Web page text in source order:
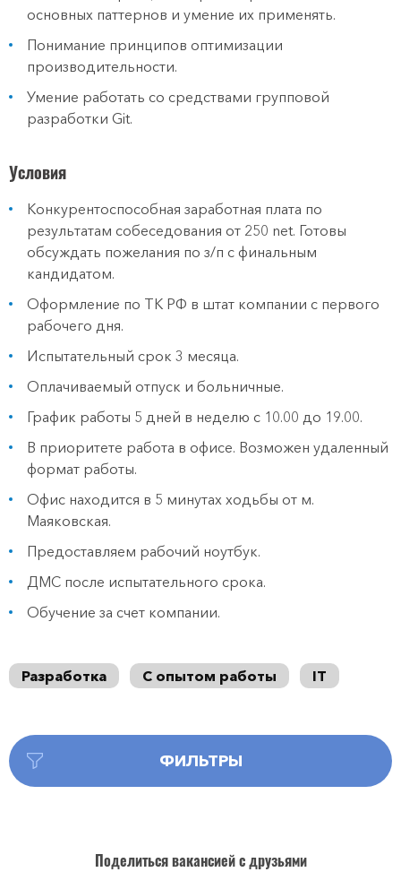
основных паттернов и умение их применять.
Понимание принципов оптимизации
производительности.
Умение работать со средствами групповой
разработки Git.
Условия
Конкурентоспособная заработная плата по
результатам собеседования от 250 net. Готовы
обсуждать пожелания по з/п с финальным
кандидатом.
Оформление по ТК РФ в штат компании с первого
рабочего дня.
Испытательный срок 3 месяца.
Оплачиваемый отпуск и больничные.
График работы 5 дней в неделю с 10.00 до 19.00.
В приоритете работа в офисе. Возможен удаленный
формат работы.
Офис находится в 5 минутах ходьбы от м.
Маяковская.
Предоставляем рабочий ноутбук.
ДМС после испытательного срока.
Обучение за счет компании.
Разработка С опытом работы IT
ФИЛЬТРЫ
Поделиться вакансией с друзьями